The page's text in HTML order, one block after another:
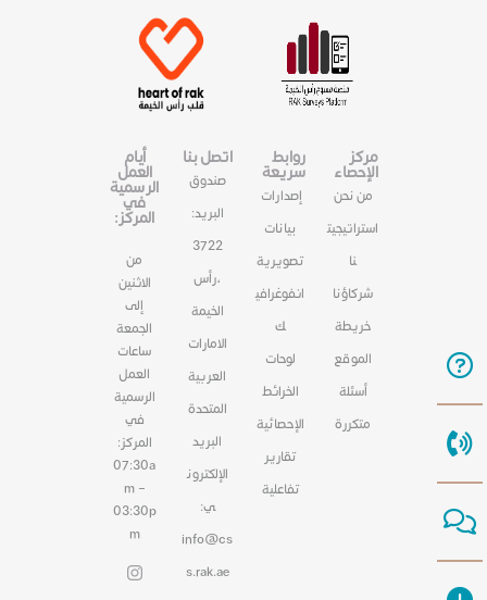
مركز
الإحصاء
من نحن
استراتيجيت
نا
شركاؤنا
خريطة
الموقع
أسئلة
متكررة
روابط
سريعة
إصدارات
بيانات
تصويرية
انفوغرافي
ك
لوحات
الخرائط
الإحصائية
تقارير
تفاعلية
اتصل بنا
صندوق
البريد:
3722
،رأس
الخيمة
الامارات
العربية
المتحدة
البريد
الإلكترون
ي:
info@cs
s.rak.ae
أيام
العمل
الرسمية
في
المركز:
من
الاثنين
إلى
الجمعة
ساعات
العمل
الرسمية
في
المركز:
07:30a
m –
03:30p
m